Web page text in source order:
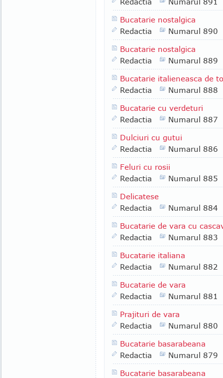
Bucatarie nostalgica
Redactia
Numarul 890
Bucatarie nostalgica
Redactia
Numarul 889
Bucatarie italieneasca de
Redactia
Numarul 888
Bucatarie cu verdeturi
Redactia
Numarul 887
Dulciuri cu gutui
Redactia
Numarul 886
Feluri cu rosii
Redactia
Numarul 885
Delicatese
Redactia
Numarul 884
Bucatarie de vara cu
Redactia
Numarul 883
Bucatarie italiana
Redactia
Numarul 882
Bucatarie de vara
Redactia
Numarul 881
Prajituri de vara
Redactia
Numarul 880
Bucatarie basarabeana
Redactia
Numarul 879
Bucatarie basarabeana